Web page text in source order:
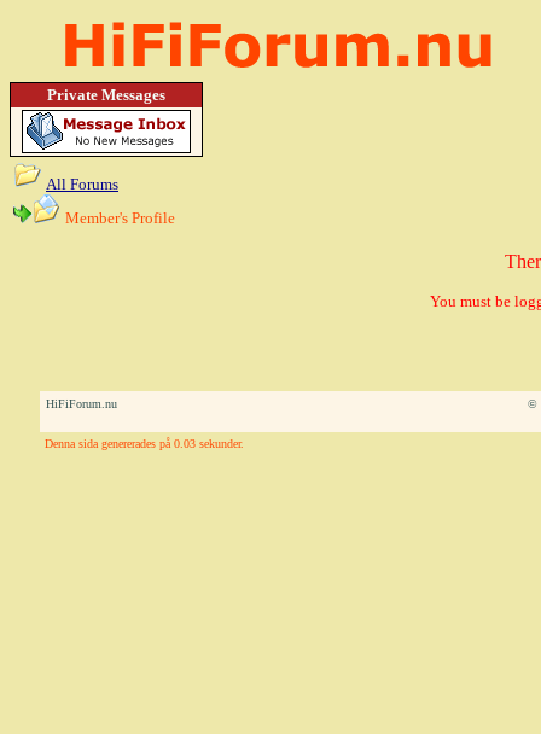
Private Messages
All Forums
Member's Profile
You must be
HiFiForum.nu ©
Denna sida genererades på 0.03 sekunder.